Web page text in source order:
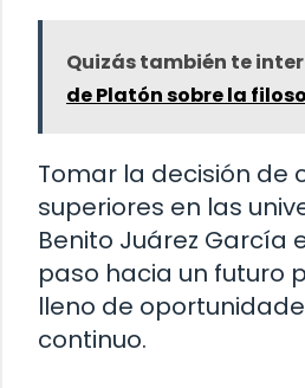
Quizás también te
de Platón sobre la
Tomar la decisión de
superiores en las
Benito Juárez García
paso hacia un futuro
lleno de
continuo.